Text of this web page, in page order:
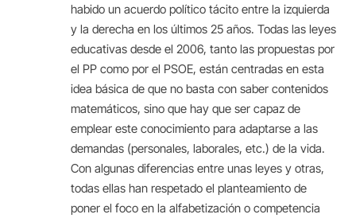
habido un acuerdo político tácito entre la izquierda
y la derecha en los últimos 25 años. Todas las leyes
educativas desde el 2006, tanto las propuestas por
el PP como por el PSOE, están centradas en esta
idea básica de que no basta con saber contenidos
matemáticos, sino que hay que ser capaz de
emplear este conocimiento para adaptarse a las
demandas (personales, laborales, etc.) de la vida.
Con algunas diferencias entre unas leyes y otras,
todas ellas han respetado el planteamiento de
poner el foco en la alfabetización o competencia